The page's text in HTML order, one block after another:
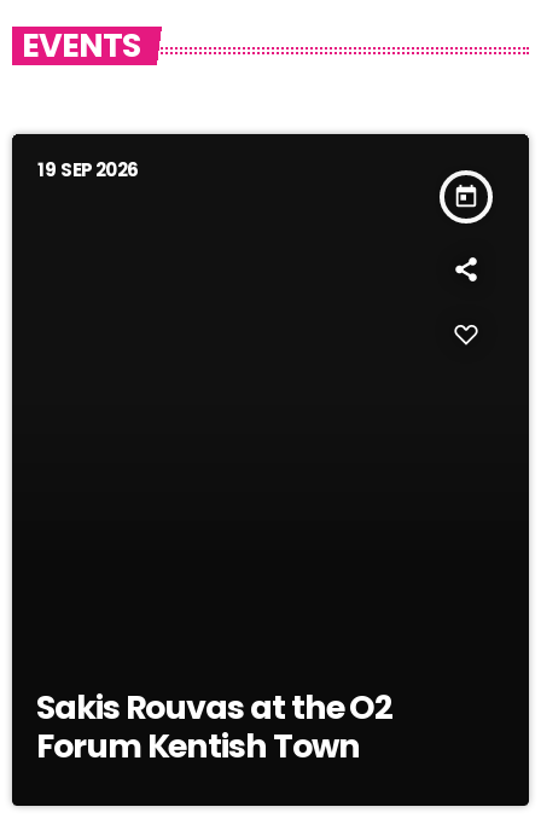
EVENTS
today
19 SEP 2026
Sakis Rouvas at the O2
Forum Kentish Town